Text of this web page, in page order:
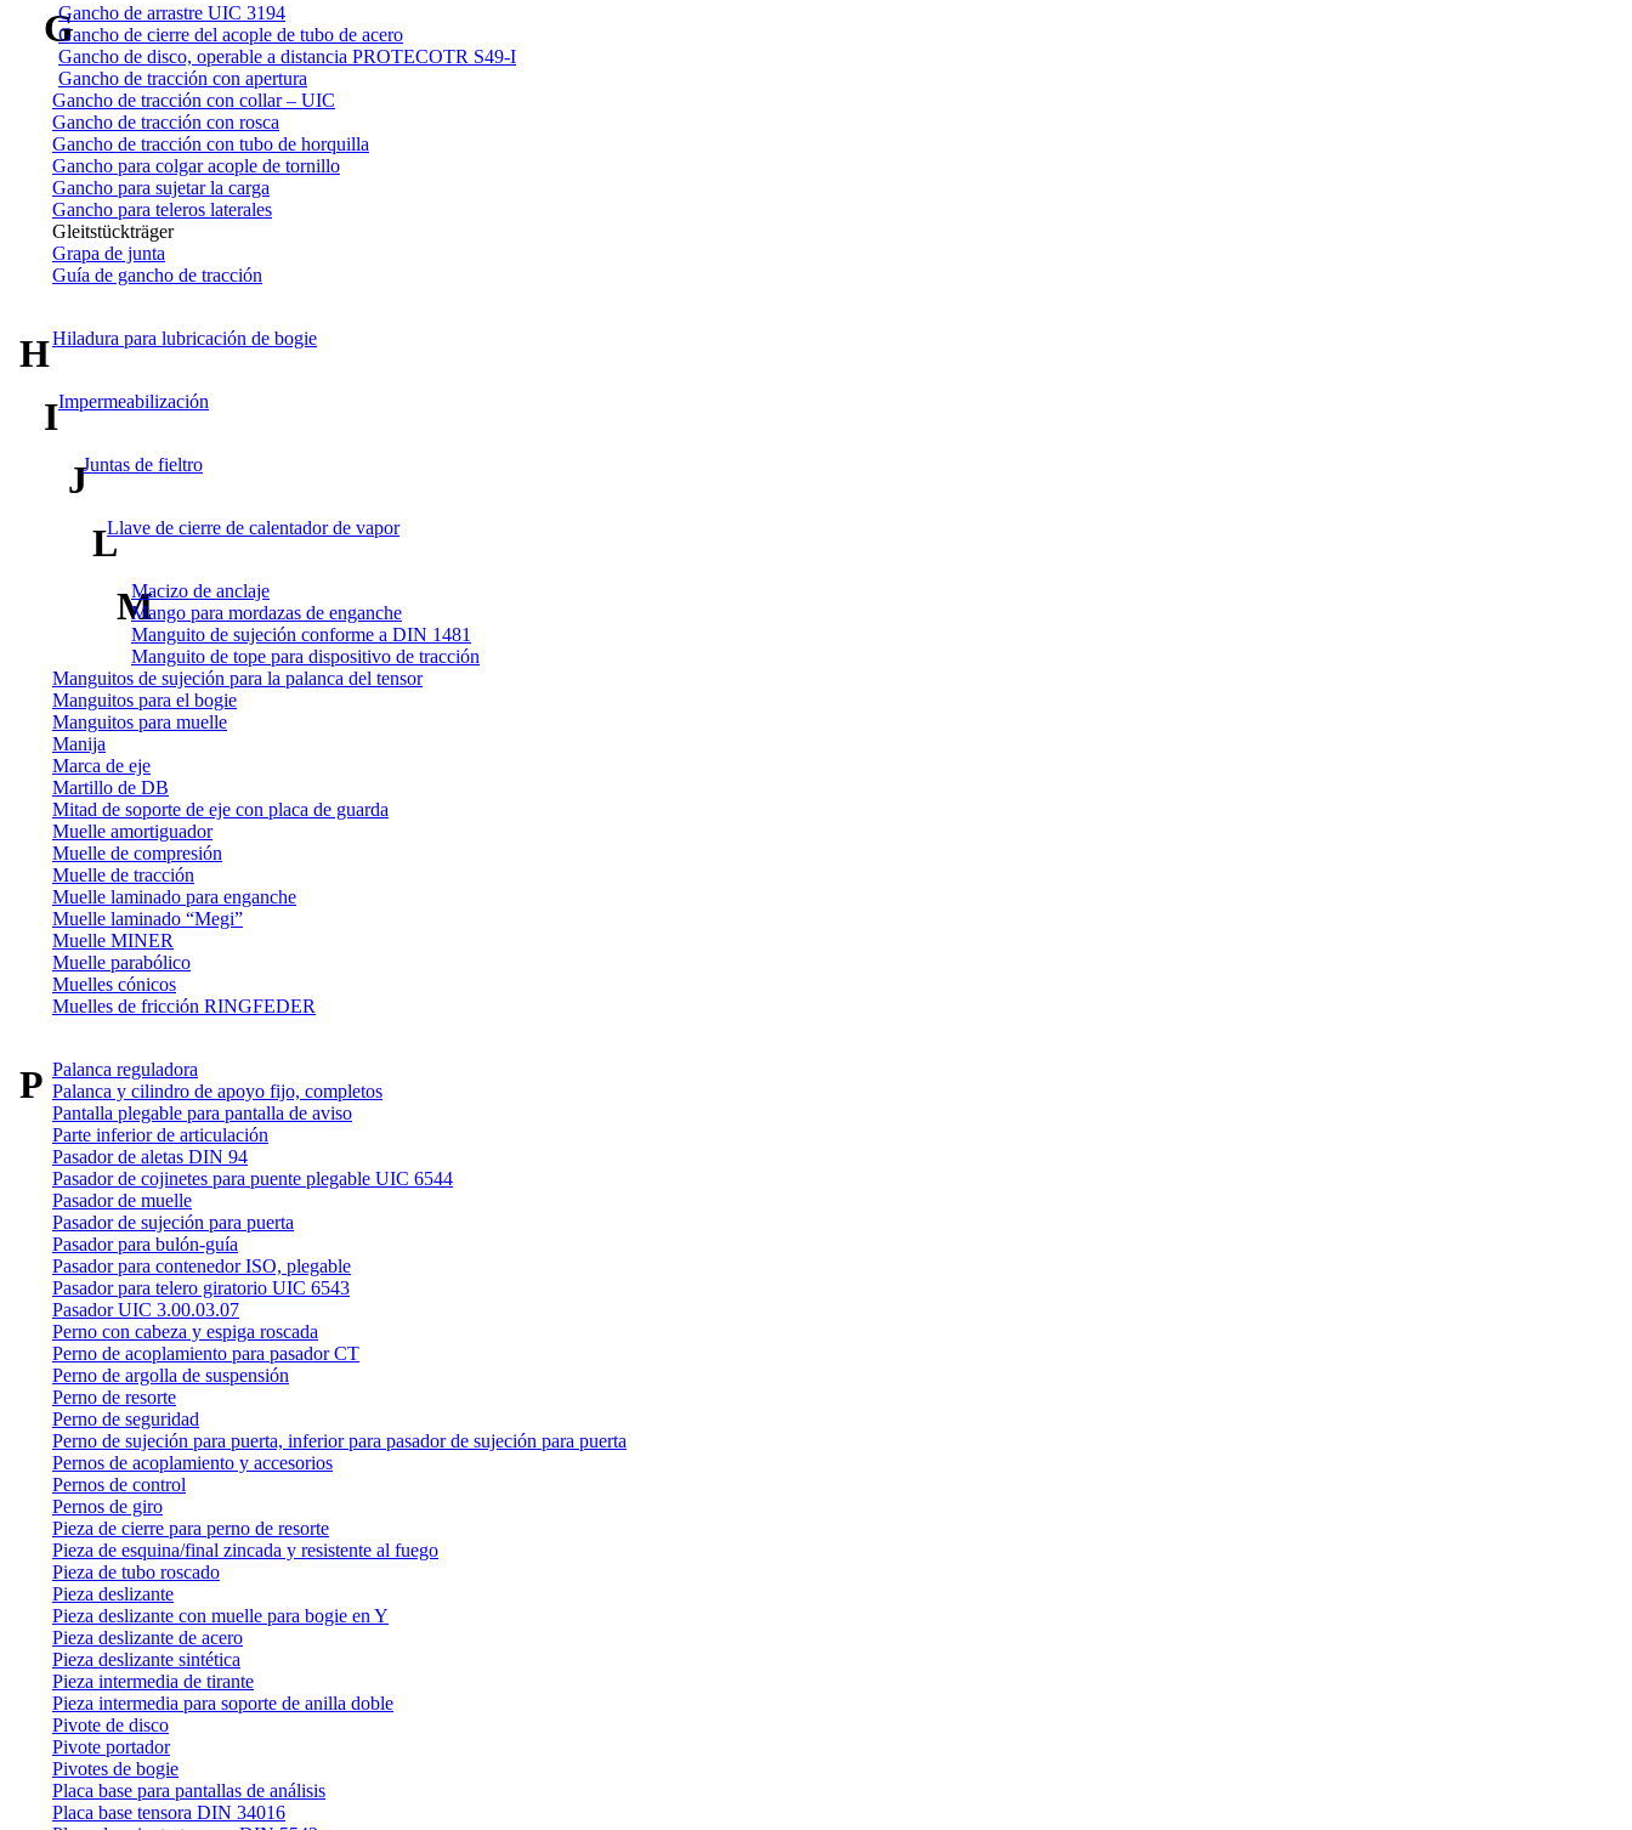
G
Gancho de arrastre UIC 3194
Gancho de cierre del acople de tubo de acero
Gancho de disco, operable a distancia PROTECOTR S49-I
Gancho de tracción con apertura
Gancho de tracción con collar – UIC
Gancho de tracción con rosca
Gancho de tracción con tubo de horquilla
Gancho para colgar acople de tornillo
Gancho para sujetar la carga
Gancho para teleros laterales
Gleitstückträger
Grapa de junta
Guía de gancho de tracción
HHiladura para lubricación de bogie
IImpermeabilización
JJuntas de fieltro
L
Llave de cierre de calentador de vapor
M
Macizo de anclaje
Mango para mordazas de enganche
Manguito de sujeción conforme a DIN 1481
Manguito de tope para dispositivo de tracción
Manguitos de sujeción para la palanca del tensor
Manguitos para el bogie
Manguitos para muelle
Manija
Marca de eje
Martillo de DB
Mitad de soporte de eje con placa de guarda
Muelle amortiguador
Muelle de compresión
Muelle de tracción
Muelle laminado para enganche
Muelle laminado “Megi”
Muelle MINER
Muelle parabólico
Muelles cónicos
Muelles de fricción RINGFEDER
PPalanca reguladora
Palanca y cilindro de apoyo fijo, completos
Pantalla plegable para pantalla de aviso
Parte inferior de articulación
Pasador de aletas DIN 94
Pasador de cojinetes para puente plegable UIC 6544
Pasador de muelle
Pasador de sujeción para puerta
Pasador para bulón-guía
Pasador para contenedor ISO, plegable
Pasador para telero giratorio UIC 6543
Pasador UIC 3.00.03.07
Perno con cabeza y espiga roscada
Perno de acoplamiento para pasador CT
Perno de argolla de suspensión
Perno de resorte
Perno de seguridad
Perno de sujeción para puerta, inferior para pasador de sujeción para puerta
Pernos de acoplamiento y accesorios
Pernos de control
Pernos de giro
Pieza de cierre para perno de resorte
Pieza de esquina/final zincada y resistente al fuego
Pieza de tubo roscado
Pieza deslizante
Pieza deslizante con muelle para bogie en Y
Pieza deslizante de acero
Pieza deslizante sintética
Pieza intermedia de tirante
Pieza intermedia para soporte de anilla doble
Pivote de disco
Pivote portador
Pivotes de bogie
Placa base para pantallas de análisis
Placa base tensora DIN 34016